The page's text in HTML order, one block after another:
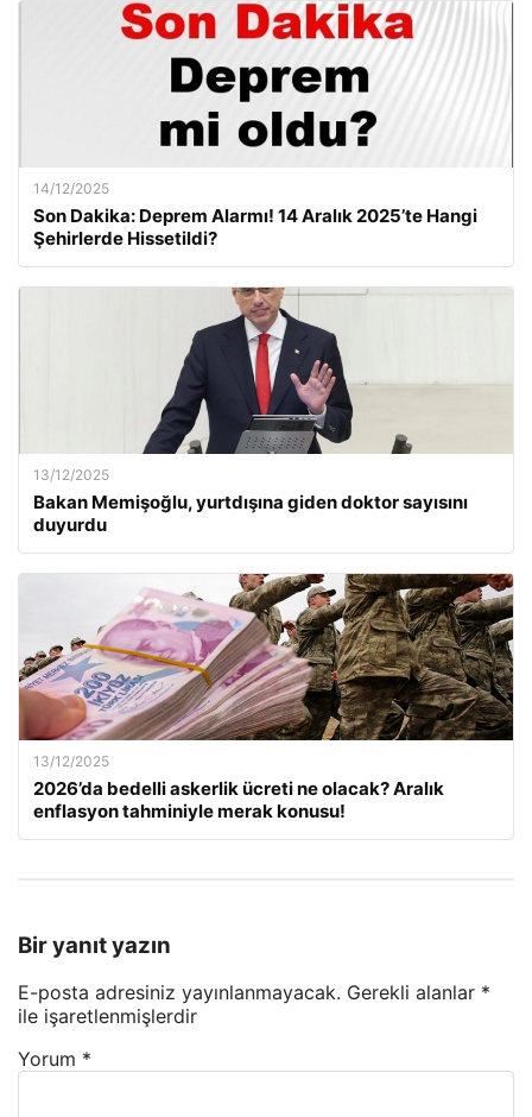
14/12/2025
Son Dakika: Deprem Alarmı! 14 Aralık 2025’te Hangi
Şehirlerde Hissetildi?
13/12/2025
Bakan Memişoğlu, yurtdışına giden doktor sayısını
duyurdu
13/12/2025
2026’da bedelli askerlik ücreti ne olacak? Aralık
enflasyon tahminiyle merak konusu!
Bir yanıt yazın
E-posta adresiniz yayınlanmayacak. Gerekli alanlar *
ile işaretlenmişlerdir
Yorum *